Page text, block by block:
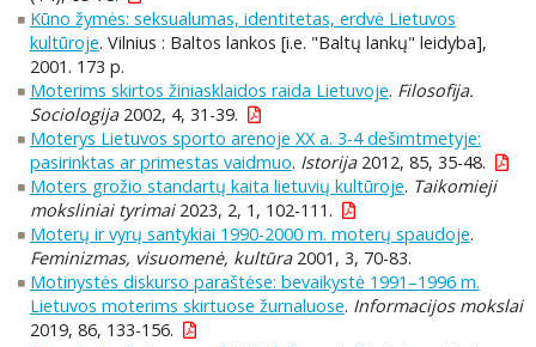
Kūno žymės: seksualumas, identitetas, erdvė Lietuvos
kultūroje. Vilnius : Baltos lankos [i.e. "Baltų lankų" leidyba],
2001. 173 p.
Moterims skirtos žiniasklaidos raida Lietuvoje. Filosofija.
Sociologija2002, 4, 31-39.
Moterys Lietuvos sporto arenoje XX a. 3-4 dešimtmetyje:
pasirinktas ar primestas vaidmuo. Istorija2012, 85, 35-48.
Moters grožio standartų kaita lietuvių kultūroje. Taikomieji
moksliniai tyrimai2023, 2, 1, 102-111.
Moterų ir vyrų santykiai 1990-2000 m. moterų spaudoje.
Feminizmas, visuomenė, kultūra2001, 3, 70-83.
Motinystės diskurso paraštėse: bevaikystė 1991–1996 m.
Lietuvos moterims skirtuose žurnaluose. Informacijos mokslai
2019, 86, 133-156.